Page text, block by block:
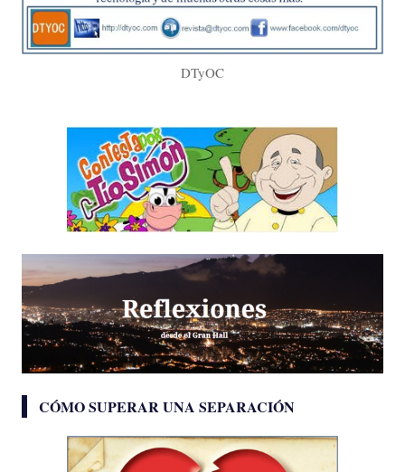
DTyOC
CÓMO SUPERAR UNA SEPARACIÓN